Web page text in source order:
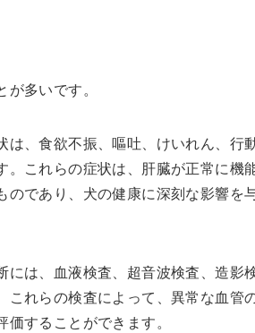
多いです。
は、食欲不振、嘔吐、けいれん、行
。これらの症状は、肝臓が正常に機
のであり、犬の健康に深刻な影響を
には、血液検査、超音波検査、造影
これらの検査によって、異常な血管
することができます。